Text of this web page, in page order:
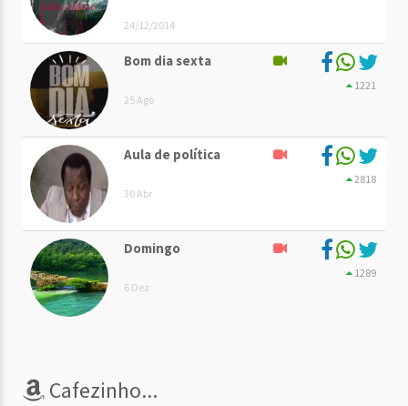
24/12/2014
Bom dia sexta
25 Ago
1221
Aula de política
30 Abr
2818
Domingo
6 Dez
1289
Cafezinho...